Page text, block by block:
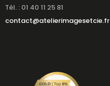
Tél. : 01 40 11 25 81
contact@atelierimagesetcie.fr